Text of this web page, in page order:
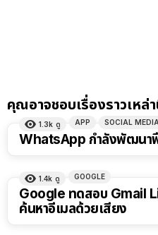
คุณอาจชอบเรื่องราวเหล่
1.3k ดู APP SOCIAL MEDIA
WhatsApp กำลังพัฒนา
1.4k ดู GOOGLE
Google ทดสอบ Gmail
ค้นหาอีเมลด้วยเสียง